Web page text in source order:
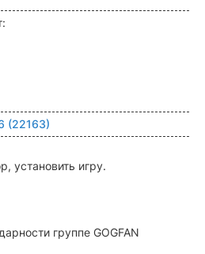
(22163)
установить игру.
группе GOGFAN